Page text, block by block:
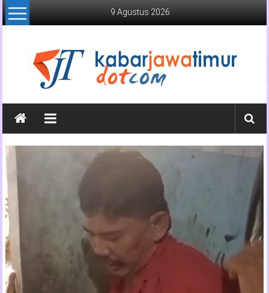
Lompat
ke
9 Agustus 2026
Kabar
Jawa
Timur
Online
Jawa
Timur